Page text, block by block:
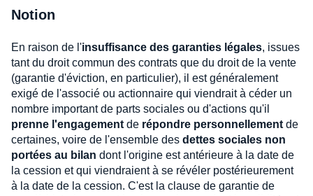
Notion
En raison de l'insuffisance des garanties légales, issues
tant du droit commun des contrats que du droit de la vente
(garantie d'éviction, en particulier), il est généralement
exigé de l'associé ou actionnaire qui viendrait à céder un
nombre important de parts sociales ou d'actions qu'il
prenne l'engagement de répondre personnellement de
certaines, voire de l'ensemble des dettes sociales non
portées au bilan dont l'origine est antérieure à la date de
la cession et qui viendraient à se révéler postérieurement
à la date de la cession. C'est la clause de garantie de